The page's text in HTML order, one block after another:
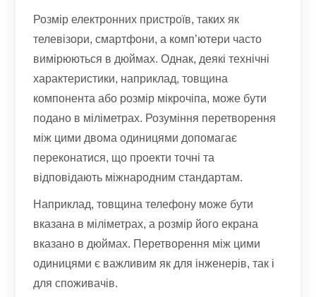
Розмір електронних пристроїв, таких як
телевізори, смартфони, а комп’ютери часто
вимірюються в дюймах. Однак, деякі технічні
характеристики, наприклад, товщина
компонента або розмір мікрочіпа, може бути
подано в міліметрах. Розуміння перетворення
між цими двома одиницями допомагає
переконатися, що проекти точні та
відповідають міжнародним стандартам.
Наприклад, товщина телефону може бути
вказана в міліметрах, а розмір його екрана
вказано в дюймах. Перетворення між цими
одиницями є важливим як для інженерів, так і
для споживачів.